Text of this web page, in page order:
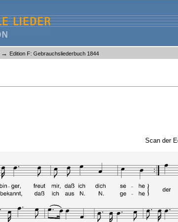
→ Edition F: Gebrauchsliederbuch 1844
Scan der